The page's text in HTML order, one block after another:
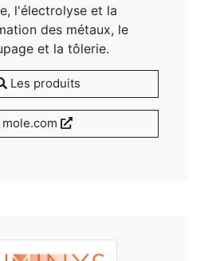
l'électrolyse et la
des métaux, le
et la tôlerie.
Les produits
mole.com